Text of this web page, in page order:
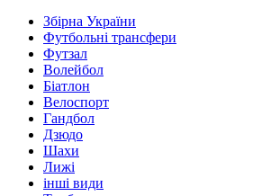
Збірна України
Футбольні трансфери
Футзал
Волейбол
Біатлон
Велоспорт
Гандбол
Дзюдо
Шахи
Лижі
інші види